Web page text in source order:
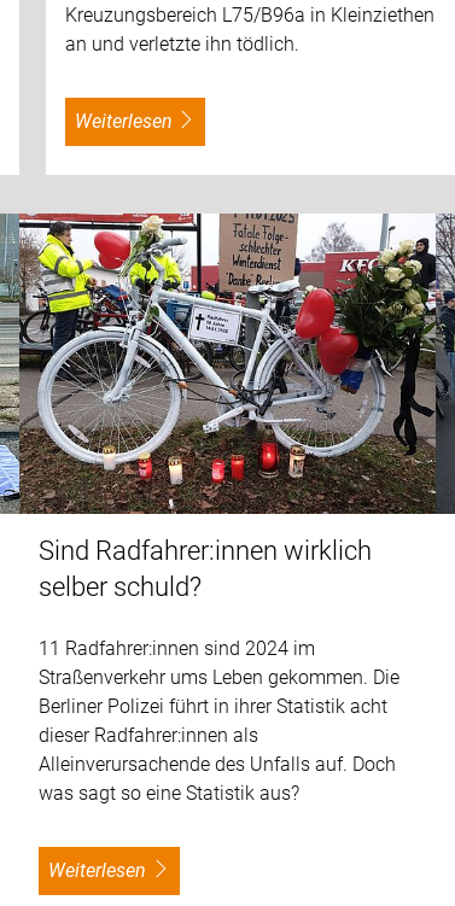
Kreuzungsbereich L75/B96a in Kleinziethen
an und verletzte ihn tödlich.
weiterlesen
Sind Radfahrer:innen wirklich
selber schuld?
11 Radfahrer:innen sind 2024 im
Straßenverkehr ums Leben gekommen. Die
Berliner Polizei führt in ihrer Statistik acht
dieser Radfahrer:innen als
Alleinverursachende des Unfalls auf. Doch
was sagt so eine Statistik aus?
weiterlesen